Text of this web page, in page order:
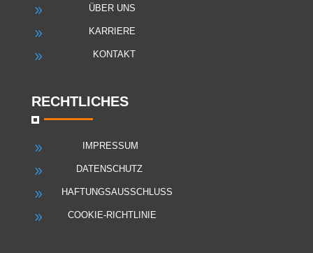
9 ÜBER UNS
9 KARRIERE
9 KONTAKT
RECHTLICHES
9 IMPRESSUM
9 DATENSCHUTZ
9 HAFTUNGSAUSSCHLUSS
9 COOKIE-RICHTLINIE